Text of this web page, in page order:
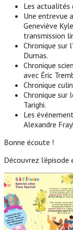
Les actualités
Une entrevue
Geneviève
transmission
Chronique sur
Dumas.
Chronique
avec Éric
Chronique
Chronique sur
Tarighi.
Les
Alexandre
Bonne écoute !
Découvrez l’épisode
Post
navigation